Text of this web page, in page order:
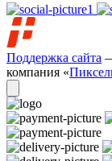
Поддержка сайта
компания «